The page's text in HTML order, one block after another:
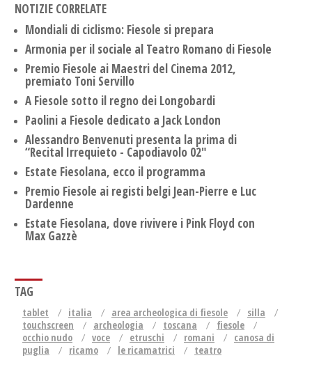
NOTIZIE CORRELATE
Mondiali di ciclismo: Fiesole si prepara
Armonia per il sociale al Teatro Romano di Fiesole
Premio Fiesole ai Maestri del Cinema 2012,
premiato Toni Servillo
A Fiesole sotto il regno dei Longobardi
Paolini a Fiesole dedicato a Jack London
Alessandro Benvenuti presenta la prima di
“Recital Irrequieto - Capodiavolo 02"
Estate Fiesolana, ecco il programma
Premio Fiesole ai registi belgi Jean-Pierre e Luc
Dardenne
Estate Fiesolana, dove rivivere i Pink Floyd con
Max Gazzè
TAG
tablet italia area archeologica di fiesole
silla
touchscreen
archeologia toscana
fiesole
occhio nudo
voce etruschi romani
canosa di
puglia
ricamo le ricamatrici teatro